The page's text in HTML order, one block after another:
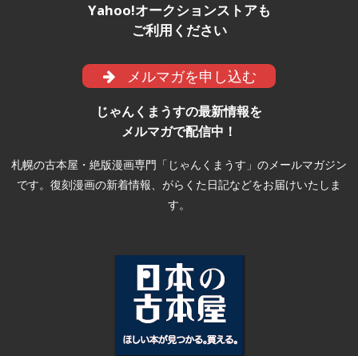
Yahoo!オークションストアも
ご利用ください
メルマガを申し込む
じゃんくまうすの最新情報を
メルマガで配信中！
札幌の古本屋・絶版漫画専門「じゃんくまうす」のメールマガジン
です。復刻漫画の新着情報、がらくた日記などをお届けいたしま
す。